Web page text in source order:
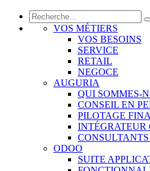
VOS MÉTIERS
VOS BESOINS
SERVICE
RETAIL
NEGOCE
AUGURIA
QUI SOMMES-
CONSEIL EN
PILOTAGE
INTÉGRATEUR
ODOO
SUITE